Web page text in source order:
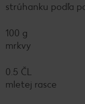
strúhanku podľa
100 g
mrkvy
0.5 ČL
mletej rasce